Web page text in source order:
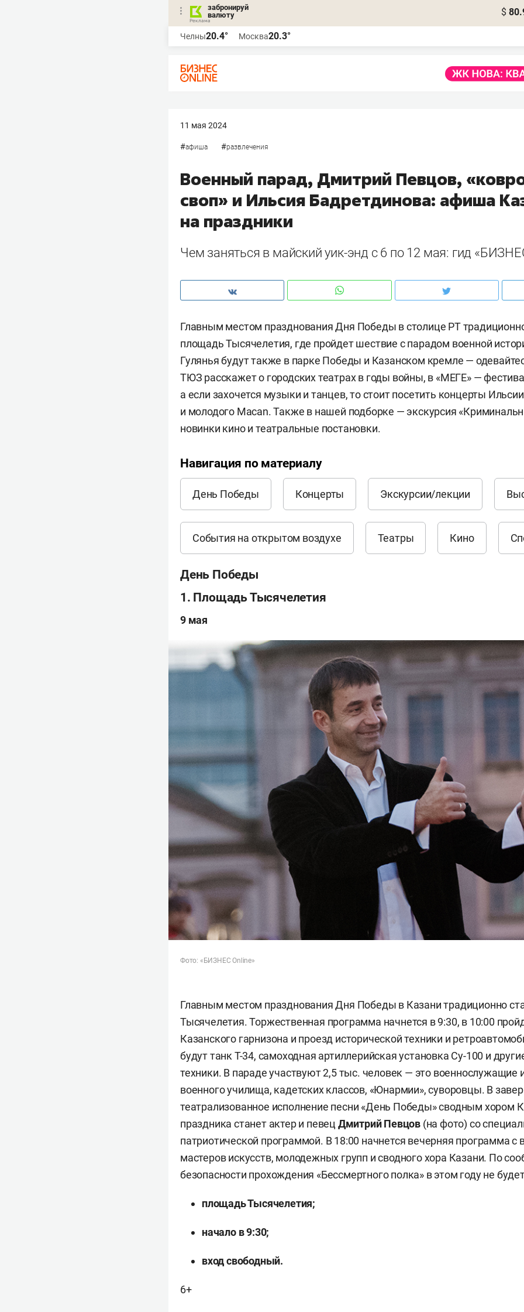
забронируй
валюту
$
Челны20.4° Москва20.3°
11 мая 2024
#афиша #развлечения
Военный парад, Дмитрий Певцов,
своп» и Ильсия Бадретдинова: афиша
на праздники
Чем заняться в майский уик-энд с 6 по 12 мая: гид
Главным местом празднования Дня Победы в столице РТ
площадь Тысячелетия, где пройдет шествие с парадом военной
Гулянья будут также в парке Победы и Казанском кремле —
ТЮЗ расскажет о городских театрах в годы войны, в «МЕГЕ» —
а если захочется музыки и танцев, то стоит посетить концерты
и молодого Macan. Также в нашей подборке — экскурсия
новинки кино и театральные постановки.
Навигация по материалу
День Победы Концерты Экскурсии/лекции
События на открытом воздухе Театры Кино
День Победы
1. Площадь Тысячелетия
9 мая
Фото: «БИЗНЕС Online»
Главным местом празднования Дня Победы в Казани традиционно
Тысячелетия. Торжественная программа начнется в 9:30, в 10:00
Казанского гарнизона и проезд исторической техники и
будут танк Т-34, самоходная артиллерийская установка Су-100 и
техники. В параде участвуют 2,5 тыс. человек — это военнослужащие
военного училища, кадетских классов, «Юнармии», суворовцы. В
театрализованное исполнение песни «День Победы» сводным хором
праздника станет актер и певец Дмитрий Певцов (на фото) со
патриотической программой. В 18:00 начнется вечерняя программа с
мастеров искусств, молодежных групп и сводного хора Казани. По
безопасности прохождения «Бессмертного полка» в этом году не
площадь Тысячелетия;
начало в 9:30;
вход свободный.
6+